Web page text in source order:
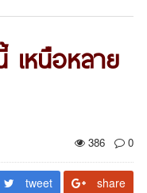
เหนือหลาย
386 0
tweet share